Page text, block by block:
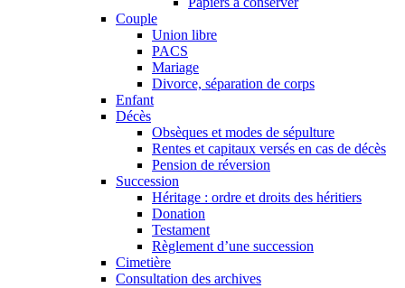
Couple
Union libre
PACS
Mariage
Divorce, séparation de corps
Enfant
Décès
Obsèques et modes de sépulture
Rentes et capitaux versés en cas de décès
Pension de réversion
Succession
Héritage : ordre et droits des héritiers
Donation
Testament
Règlement d’une succession
Cimetière
Consultation des archives